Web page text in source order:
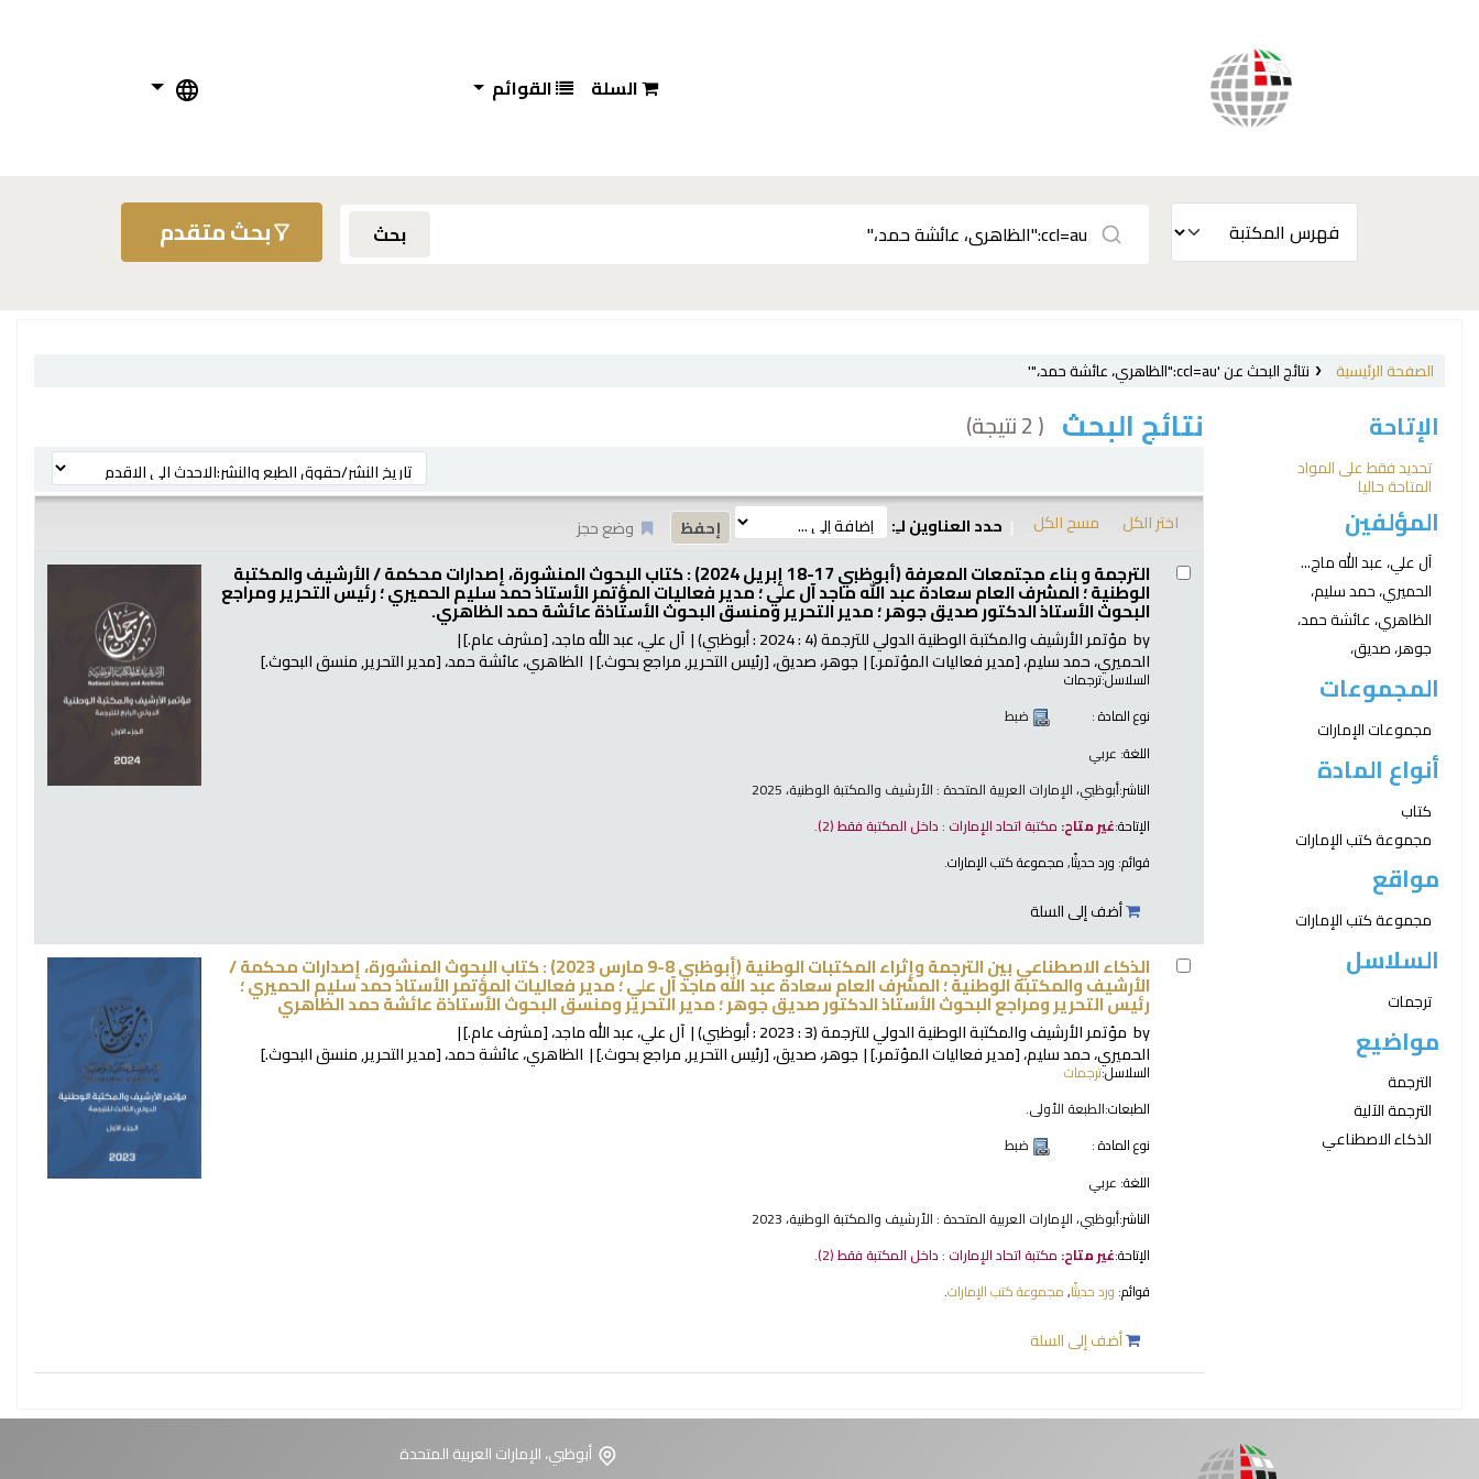
السلة القوائم
بحث بحث متقدم
الصفحة الرئيسية نتائج البحث عن 'ccl=au:"الظاهري، عائشة حمد،"'
الإتاحة
تحديد فقط على المواد
المتاحة حاليا
المؤلفين
آل علي، عبد الله ماج...
الحميري، حمد سليم،
الظاهري، عائشة حمد،
جوهر، صديق،
المجموعات
مجموعات الإمارات
أنواع المادة
كتاب
مجموعة كتب الإمارات
مواقع
مجموعة كتب الإمارات
السلاسل
ترجمات
مواضيع
الترجمة
الترجمة الآلية
الذكاء الاصطناعي
نتائج البحث ( 2 نتيجة)
ترتيب بواسطة:
اختر الكل مسح الكل حدد العناوين لـِ: وضع حجز
نتائج الترجمة و بناء مجتمعات المعرفة (أبوظبي 17-18 إبريل 2024) : كتاب البحوث المنشورة، إصدارات محكمة / الأرشيف والمكتبة
الوطنية ؛ المشرف العام سعادة عبد الله ماجد آل علي ؛ مدير فعاليات المؤتمر الأستاذ حمد سليم الحميري ؛ رئيس التحرير ومراجع
البحوث الأستاذ الدكتور صديق جوهر ؛ مدير التحرير ومنسق البحوث الأستاذة عائشة حمد الظاهري.
by مؤتمر الأرشيف والمكتبة الوطنية الدولي للترجمة(4 : 2024 : أبوظبي) آل علي، عبد الله ماجد،[مشرف عام.]
الحميري، حمد سليم،[مدير فعاليات المؤتمر.] جوهر، صديق،[رئيس التحرير, مراجع بحوث.] الظاهري، عائشة حمد،[مدير التحرير, منسق البحوث.]
السلاسل:ترجمات
نوع المادة :
ضبط
اللغة: عربي
الناشر:أبوظبي، الإمارات العربية المتحدة : الأرشيف والمكتبة الوطنية، 2025
الإتاحة:غير متاح: مكتبة اتحاد الإمارات : داخل المكتبة فقط(2).
قوائم: ورد حديثًا,مجموعة كتب الإمارات.
أضف إلى السلة
الذكاء الاصطناعي بين الترجمة وإثراء المكتبات الوطنية (أبوظبي 8-9 مارس 2023) : كتاب البحوث المنشورة، إصدارات محكمة /
الأرشيف والمكتبة الوطنية ؛ المشرف العام سعادة عبد الله ماجد آل علي ؛ مدير فعاليات المؤتمر الأستاذ حمد سليم الحميري ؛
رئيس التحرير ومراجع البحوث الأستاذ الدكتور صديق جوهر ؛ مدير التحرير ومنسق البحوث الأستاذة عائشة حمد الظاهري
by مؤتمر الأرشيف والمكتبة الوطنية الدولي للترجمة(3 : 2023 : أبوظبي) آل علي، عبد الله ماجد،[مشرف عام.]
الحميري، حمد سليم،[مدير فعاليات المؤتمر.] جوهر، صديق،[رئيس التحرير, مراجع بحوث.] الظاهري، عائشة حمد،[مدير التحرير, منسق البحوث.]
السلاسل:ترجمات
الطبعات:الطبعة الأولى.
نوع المادة :
ضبط
اللغة: عربي
الناشر:أبوظبي، الإمارات العربية المتحدة : الأرشيف والمكتبة الوطنية، 2023
الإتاحة:غير متاح: مكتبة اتحاد الإمارات : داخل المكتبة فقط(2).
قوائم: ورد حديثًا,مجموعة كتب الإمارات.
أضف إلى السلة
أبوظبي، الإمارات العربية المتحدة